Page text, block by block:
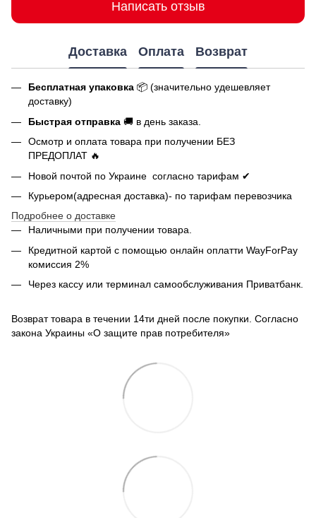
Написать отзыв
Доставка Оплата Возврат
Бесплатная упаковка 📦 (значительно удешевляет
доставку)
Быстрая отправка 🚚 в день заказа.
Осмотр и оплата товара при получении БЕЗ
ПРЕДОПЛАТ 🔥
Новой почтой по Украине согласно тарифам ✔
Курьером(адресная доставка)- по тарифам перевозчика
Подробнее о доставке
Наличными при получении товара.
Кредитной картой с помощью онлайн оплатти WayForPay
комиссия 2%
Через кассу или терминал самообслуживания Приватбанк.
Возврат товара в течении 14ти дней после покупки. Согласно
закона Украины «О защите прав потребителя»